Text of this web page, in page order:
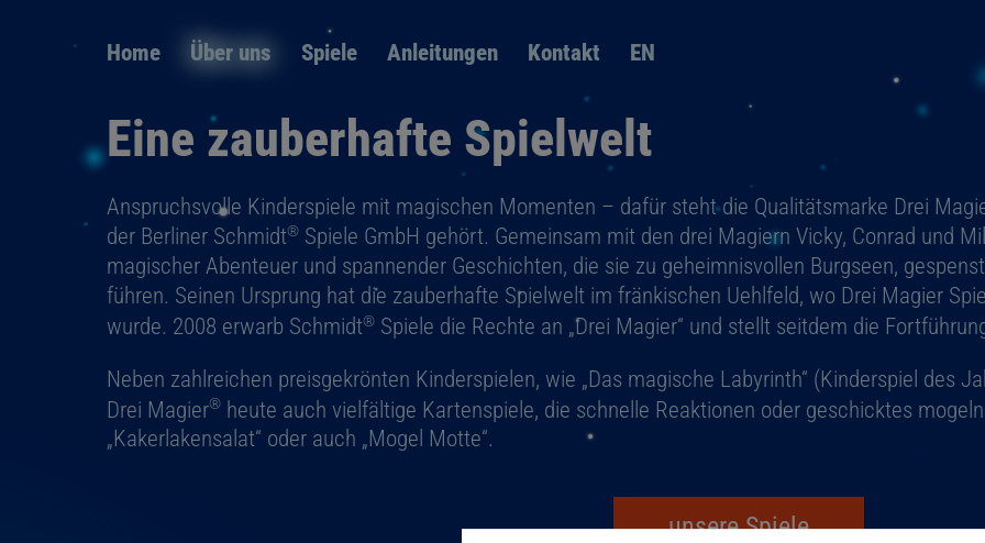
Navigation
überspringen
Home Über uns Spiele Anleitungen Kontakt
Sprachwechsler
EN
Eine zauberhafte Spielwelt
Anspruchsvolle Kinderspiele mit magischen Momenten – dafür steht die Qualitätsmarke Drei
der Berliner Schmidt®Spiele GmbH gehört. Gemeinsam mit den drei Magiern Vicky, Conrad und
magischer Abenteuer und spannender Geschichten, die sie zu geheimnisvollen Burgseen,
führen. Seinen Ursprung hat die zauberhafte Spielwelt im fränkischen Uehlfeld, wo Drei Magier
wurde. 2008 erwarb Schmidt®Spiele die Rechte an „Drei Magier“ und stellt seitdem die
Neben zahlreichen preisgekrönten Kinderspielen, wie „Das magische Labyrinth“ (Kinderspiel des
Drei Magier®heute auch vielfältige Kartenspiele, die schnelle Reaktionen oder geschicktes mogeln
„Kakerlakensalat“ oder auch „Mogel Motte“.
unsere Spiele